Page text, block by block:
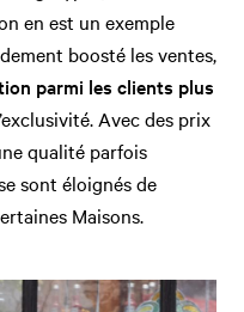
en est un exemple
boosté les ventes,
parmi les clients plus
Avec des prix
qualité parfois
sont éloignés de
Maisons.